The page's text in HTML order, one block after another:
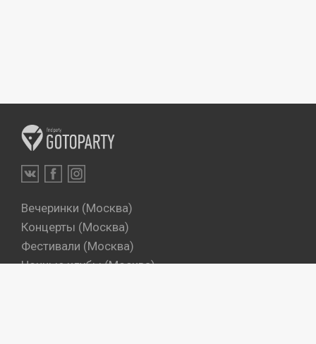
Вечеринки (Москва)
Концерты (Москва)
Фестивали (Москва)
Ночные клубы (Москва)